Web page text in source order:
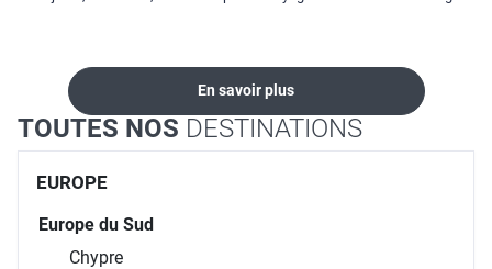
En savoir plus
TOUTES NOS DESTINATIONS
EUROPE
Europe du Sud
Chypre